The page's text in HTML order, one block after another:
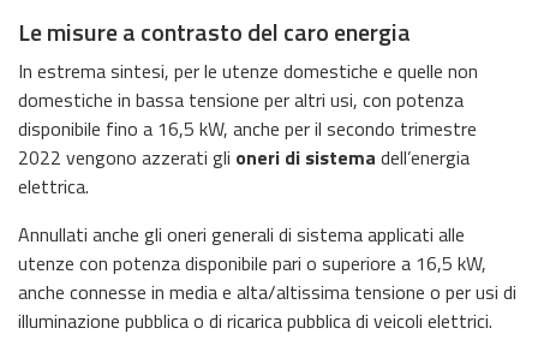
Le misure a contrasto del caro energia
In estrema sintesi, per le utenze domestiche e quelle non
domestiche in bassa tensione per altri usi, con potenza
disponibile fino a 16,5 kW, anche per il secondo trimestre
2022 vengono azzerati gli oneri di sistema dell’energia
elettrica.
Annullati anche gli oneri generali di sistema applicati alle
utenze con potenza disponibile pari o superiore a 16,5 kW,
anche connesse in media e alta/altissima tensione o per usi di
illuminazione pubblica o di ricarica pubblica di veicoli elettrici.